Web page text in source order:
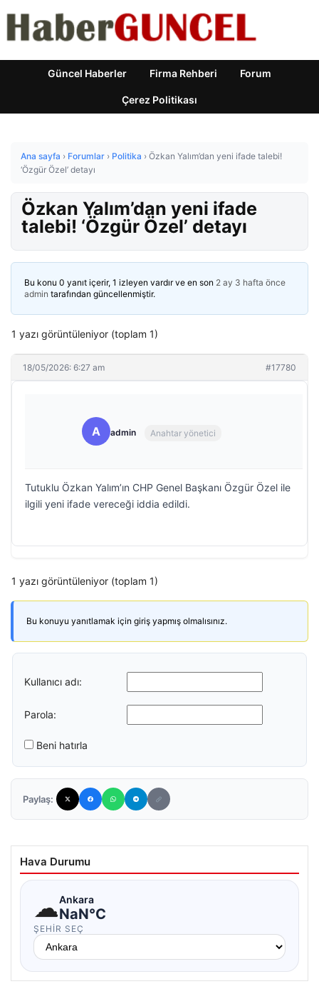
Güncel Haberler Firma Rehberi Forum
Çerez Politikası
Ana sayfa › Forumlar › Politika › Özkan Yalım’dan yeni ifade talebi!
‘Özgür Özel’ detayı
Özkan Yalım’dan yeni ifade
talebi! ‘Özgür Özel’ detayı
Bu konu 0 yanıt içerir, 1 izleyen vardır ve en son 2 ay 3 hafta önce
admin tarafından güncellenmiştir.
1 yazı görüntüleniyor (toplam 1)
18/05/2026: 6:27 am #17780
A admin Anahtar yönetici
Tutuklu Özkan Yalım’ın CHP Genel Başkanı Özgür Özel ile
ilgili yeni ifade vereceği iddia edildi.
1 yazı görüntüleniyor (toplam 1)
Bu konuyu yanıtlamak için giriş yapmış olmalısınız.
Kullanıcı adı:
Parola:
Beni hatırla
Paylaş:
Hava Durumu
☁Ankara
NaN°C
ŞEHIR SEÇ